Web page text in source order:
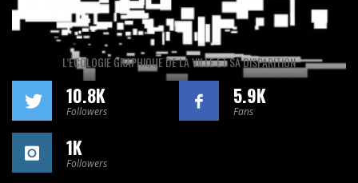
L’ÉCOLOGIE GRAPHIQUE DE LA VILLE ET SA DISPARITION
10.8K
Followers
5.9K
Fans
1K
Followers